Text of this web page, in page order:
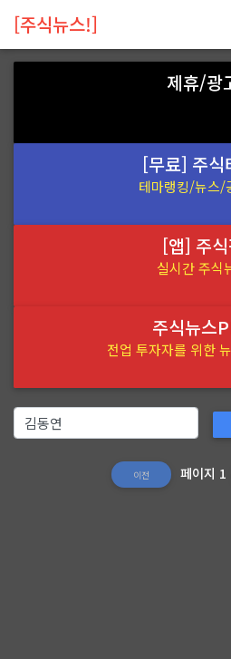
[주식뉴스!]
제휴/광
[무료] 주식
테마랭킹/뉴스/
[앱] 주식
실시간 주식
주식뉴스
전업 투자자를 위한
이전 페이지 1